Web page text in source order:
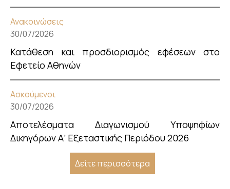
Ανακοινώσεις
30/07/2026
Κατάθεση και προσδιορισμός εφέσεων στο
Εφετείο Αθηνών
Ασκούμενοι
30/07/2026
Αποτελέσματα Διαγωνισμού Υποψηφίων
Δικηγόρων Α’ Εξεταστικής Περιόδου 2026
Δείτε περισσότερα